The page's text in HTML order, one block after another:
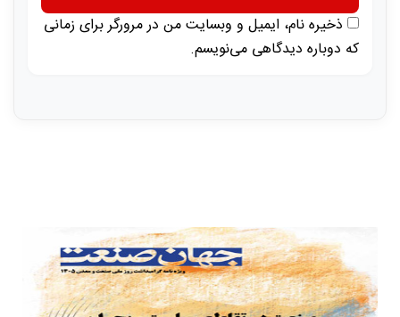
ذخیره نام، ایمیل و وبسایت من در مرورگر برای زمانی
که دوباره دیدگاهی می‌نویسم.